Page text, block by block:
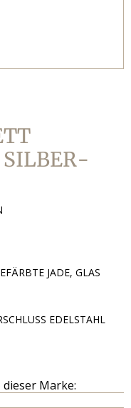
SILBER-
JADE, GLAS
EDELSTAHL
Marke: